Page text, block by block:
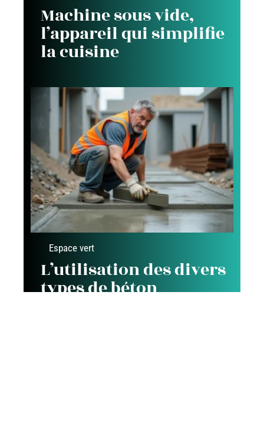
Machine sous vide,
l’appareil qui simplifie
la cuisine
Espace vert
L’utilisation des divers
types de béton